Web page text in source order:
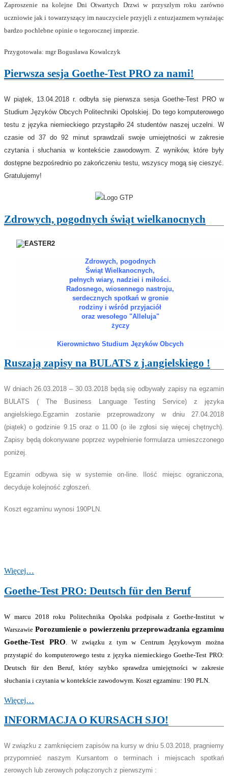
Zaproszenie na kolejne Dni Otwartych Drzwi w przyszłym roku zarówno
uczniowie jak i towarzyszący im nauczyciele przyjęli z entuzjazmem wyrażając
bardzo pochlebne opinie o tegorocznej imprezie.
Przygotowała: mgr Bogusława Kowalczyk
Pierwsza sesja Goethe-Test PRO za nami!
W piątek, 13.04.2018 r. odbyła się pierwsza sesja Goethe-Test PRO w
Studium Języków Obcych Politechniki Opolskiej. Do tego komputerowego
testu z języka niemieckiego przystąpiło 24 studentów naszej uczelni. W
czasie od 37 do 92 minut sprawdzali swoje umiejętności w zakresie
czytania i słuchania w kontekście zawodowym. Z wyników, które były
dostępne bezpośrednio po zakończeniu testu, wszyscy mogą się cieszyć.
Gratulujemy!
Zdrowych, pogodnych świąt wielkanocnych
Zdrowych, pogodnych
Świąt Wielkanocnych,
pełnych wiary, nadziei i miłości.
Radosnego, wiosennego nastroju,
serdecznych spotkań w gronie
rodziny i wśród przyjaciół
oraz wesołego "Alleluja"
życzy
Kierownictwo Studium Języków Obcych
Ruszają zapisy na BULATS z j.angielskiego !
W dniach 26.03.2018 – 30.03.2018 będą się odbywały zapisy na egzamin
BULATS ( The Business Language Testing Service) z języka
angielskiego.Egzamin zostanie przeprowadzony w dniu 27.04.2018
(piątek) o godzinie 9.15 oraz o 11.00 (o ile zgłosi się więcej chętnych).
Zapisy będą dokonywane poprzez wypełnienie formularza umieszczonego
poniżej.
Egzamin odbywa się w systemie on-line. Ilość miejsc ograniczona,
decyduje kolejność zgłoszeń.
Koszt egzaminu wynosi 190PLN.
Więcej…
Goethe-Test PRO: Deutsch für den Beruf
W marcu 2018 roku Politechnika Opolska podpisała z Goethe-Institut w
Warszawie Porozumienie o powierzeniu przeprowadzania egzaminu
Goethe-Test PRO. W związku z tym w Centrum Językowym można
przystąpić do komputerowego testu z języka niemieckiego Goethe-Test PRO:
Deutsch für den Beruf, który szybko sprawdza umiejętności w zakresie
słuchania i czytania w kontekście zawodowym. Koszt egzaminu: 190 PLN.
Więcej…
INFORMACJA O KURSACH SJO!
W związku z zamknięciem zapisów na kursy w dniu 5.03.2018, pragniemy
przypomnieć naszym Kursantom o terminach i miejscach spotkań
zerowych lub zerowych połączonych z pierwszymi :